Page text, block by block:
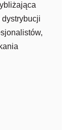
dystrybucji